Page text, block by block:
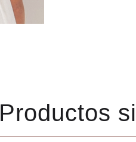
Productos